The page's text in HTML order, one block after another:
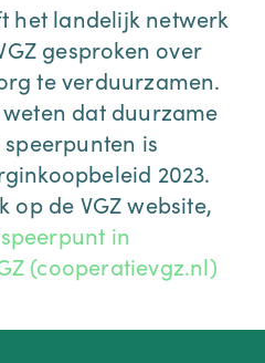
het landelijk netwerk
gesproken over
te verduurzamen.
dat duurzame
is
2023.
op de VGZ website,
in
(cooperatievgz.nl)